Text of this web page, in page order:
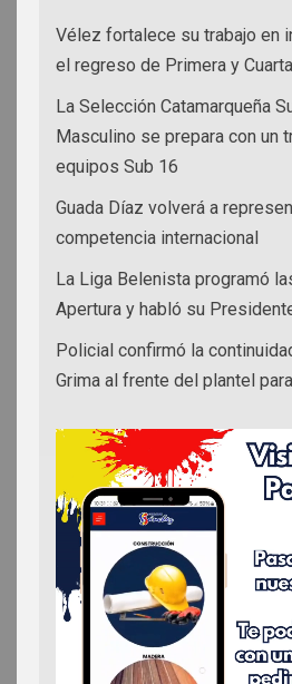
Vélez fortalece su trabajo en
el regreso de Primera y
La Selección Catamarqueña
Masculino se prepara con un
equipos Sub 16
Guada Díaz volverá a
competencia internacional
La Liga Belenista programó
Apertura y habló su
Policial confirmó la
Grima al frente del plantel